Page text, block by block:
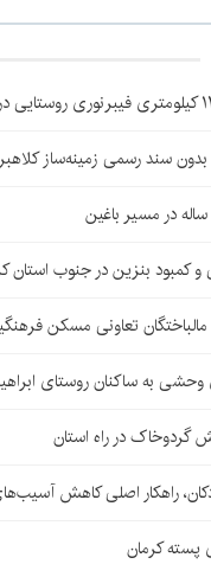
سند رسمی زمینه‌ساز
کمبود بنزین در جنوب استان
تعاونی مسکن
ساکنان روستای ابراهیم‌آباد شهداد/
در راه استان
راهکار اصلی کاهش
پسته کرمان